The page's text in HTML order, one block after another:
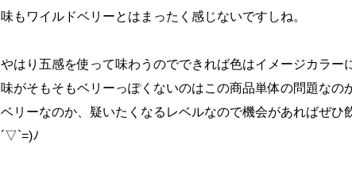
味もワイルドベリーとはまったく感じないですしね。
やはり五感を使って味わうのでできれば色はイメージカラー
味がそもそもベリーっぽくないのはこの商品単体の問題なの
ベリーなのか、疑いたくなるレベルなので機会があればぜひ
´▽`=)ﾉ